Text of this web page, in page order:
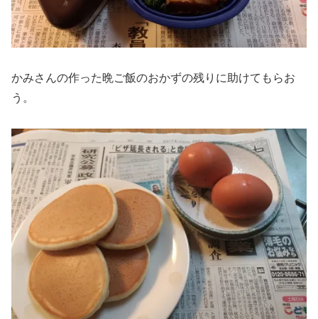
かみさんの作った晩ご飯のおかずの残りに助けてもらお
う。